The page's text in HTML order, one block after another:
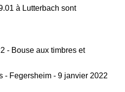
à Lutterbach sont
- Bouse aux timbres et
- Fegersheim - 9 janvier 2022